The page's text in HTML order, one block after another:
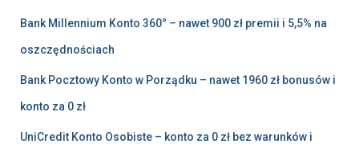
Bank Millennium Konto 360° – nawet 900 zł premii i 5,5% na
oszczędnościach
Bank Pocztowy Konto w Porządku – nawet 1960 zł bonusów i
konto za 0 zł
UniCredit Konto Osobiste – konto za 0 zł bez warunków i